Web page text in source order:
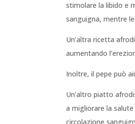
stimolare la libido e
sanguigna, mentre
Un’altra ricetta
aumentando
Inoltre, il pepe può
Un’altro piatto
a migliorare la
circolazione